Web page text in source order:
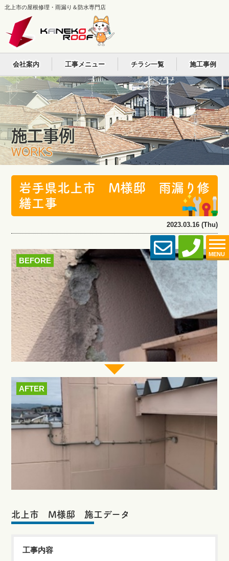
北上市の屋根修理・雨漏り＆防水専門店
MENU
会社案内 工事メニュー チラシ一覧 施工事例
施工事例
WORKS
岩手県北上市 M様邸 雨漏り修
繕工事
2023.03.16 (Thu)
BEFORE
AFTER
北上市 M様邸 施工データ
工事内容